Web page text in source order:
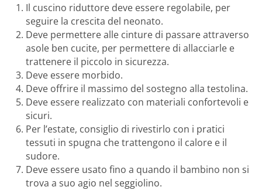
Il cuscino riduttore deve essere regolabile, per
seguire la crescita del neonato.
Deve permettere alle cinture di passare attraverso
asole ben cucite, per permettere di allacciarle e
trattenere il piccolo in sicurezza.
Deve essere morbido.
Deve offrire il massimo del sostegno alla testolina.
Deve essere realizzato con materiali confortevoli e
sicuri.
Per l’estate, consiglio di rivestirlo con i pratici
tessuti in spugna che trattengono il calore e il
sudore.
Deve essere usato fino a quando il bambino non si
trova a suo agio nel seggiolino.